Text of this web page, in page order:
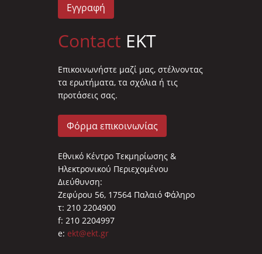
Εγγραφή
Contact EKT
Επικοινωνήστε μαζί μας, στέλνοντας
τα ερωτήματα, τα σχόλια ή τις
προτάσεις σας.
Φόρμα επικοινωνίας
Εθνικό Κέντρο Τεκμηρίωσης &
Ηλεκτρονικού Περιεχομένου
Διεύθυνση:
Ζεφύρου 56, 17564 Παλαιό Φάληρο
τ: 210 2204900
f: 210 2204997
e: ekt@ekt.gr